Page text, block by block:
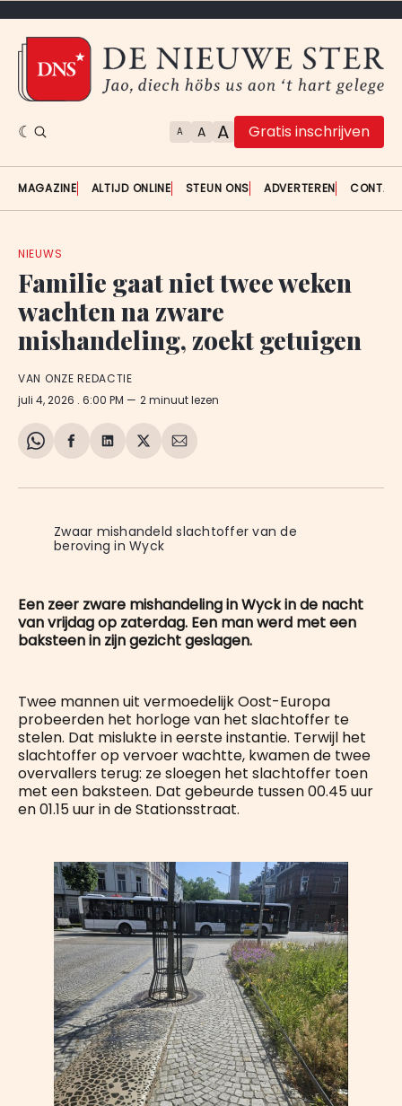
A A A Gratis inschrijven
MAGAZINE ALTIJD ONLINE STEUN ONS ADVERTEREN
NIEUWS
Familie gaat niet twee weken
wachten na zware
mishandeling, zoekt getuigen
VAN ONZE REDACTIE
juli 4, 2026 . 6:00 PM 2 minuut lezen
Share
WhatsApp
Delen
Facebook
Delen
LinkedIn
Share
X
Deel
E-
Zwaar mishandeld slachtoffer van de
beroving in Wyck
Een zeer zware mishandeling in Wyck in de nacht
van vrijdag op zaterdag. Een man werd met een
baksteen in zijn gezicht geslagen.
Twee mannen uit vermoedelijk Oost-Europa
probeerden het horloge van het slachtoffer te
stelen. Dat mislukte in eerste instantie. Terwijl het
slachtoffer op vervoer wachtte, kwamen de twee
overvallers terug: ze sloegen het slachtoffer toen
met een baksteen. Dat gebeurde tussen 00.45 uur
en 01.15 uur in de Stationsstraat.